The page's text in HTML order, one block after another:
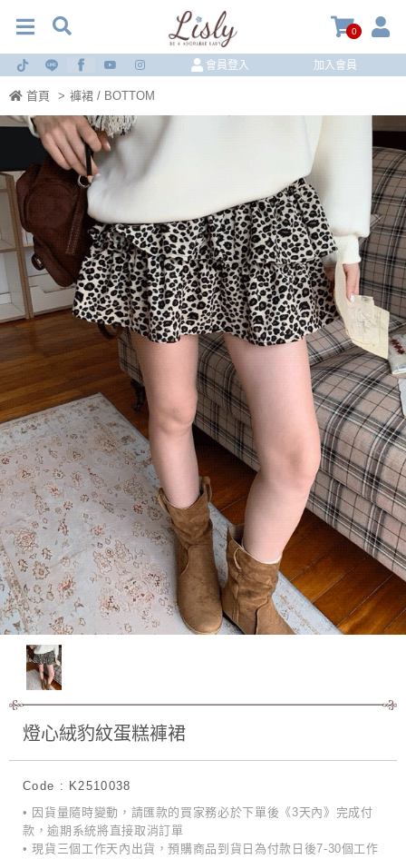
0
會員登入 加入會員
首頁 > 褲裙 / BOTTOM
燈心絨豹紋蛋糕褲裙
Code : K2510038
• 因貨量隨時變動，請匯款的買家務必於下單後《3天內》完成付
款，逾期系統將直接取消訂單
• 現貨三個工作天內出貨，預購商品到貨日為付款日後7-30個工作